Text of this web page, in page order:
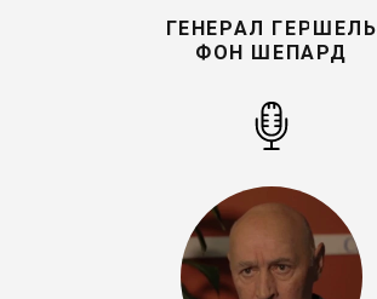
ГЕНЕРАЛ ГЕРШЕЛЬ
ФОН ШЕПАРД